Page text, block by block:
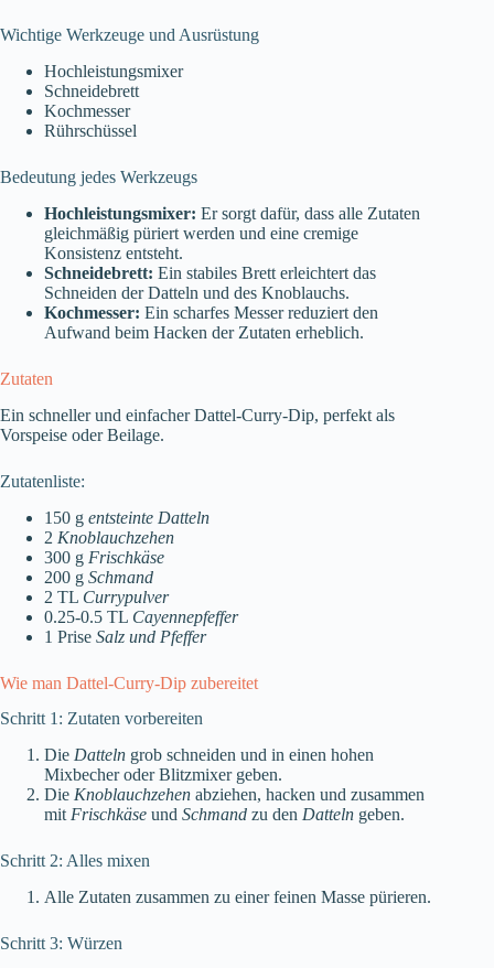
Wichtige Werkzeuge und Ausrüstung
Hochleistungsmixer
Schneidebrett
Kochmesser
Rührschüssel
Bedeutung jedes Werkzeugs
Hochleistungsmixer: Er sorgt dafür, dass alle Zutaten
gleichmäßig püriert werden und eine cremige
Konsistenz entsteht.
Schneidebrett: Ein stabiles Brett erleichtert das
Schneiden der Datteln und des Knoblauchs.
Kochmesser: Ein scharfes Messer reduziert den
Aufwand beim Hacken der Zutaten erheblich.
Zutaten
Ein schneller und einfacher Dattel-Curry-Dip, perfekt als
Vorspeise oder Beilage.
Zutatenliste:
150 g entsteinte Datteln
2 Knoblauchzehen
300 g Frischkäse
200 g Schmand
2 TL Currypulver
0.25-0.5 TL Cayennepfeffer
1 Prise Salz und Pfeffer
Wie man Dattel-Curry-Dip zubereitet
Schritt 1: Zutaten vorbereiten
Die Datteln grob schneiden und in einen hohen
Mixbecher oder Blitzmixer geben.
Die Knoblauchzehen abziehen, hacken und zusammen
mit Frischkäse und Schmand zu den Datteln geben.
Schritt 2: Alles mixen
Alle Zutaten zusammen zu einer feinen Masse pürieren.
Schritt 3: Würzen